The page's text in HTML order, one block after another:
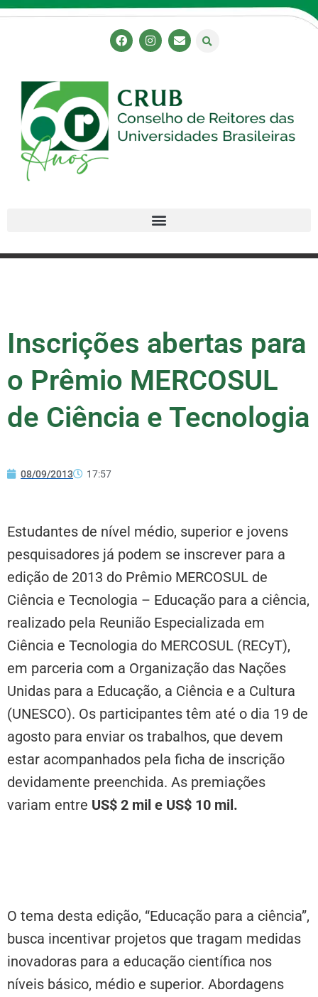
Inscrições abertas para
o Prêmio MERCOSUL
de Ciência e Tecnologia
08/09/2013 17:57
Estudantes de nível médio, superior e jovens
pesquisadores já podem se inscrever para a
edição de 2013 do Prêmio MERCOSUL de
Ciência e Tecnologia – Educação para a ciência,
realizado pela Reunião Especializada em
Ciência e Tecnologia do MERCOSUL (RECyT),
em parceria com a Organização das Nações
Unidas para a Educação, a Ciência e a Cultura
(UNESCO). Os participantes têm até o dia 19 de
agosto para enviar os trabalhos, que devem
estar acompanhados pela ficha de inscrição
devidamente preenchida. As premiações
variam entre US$ 2 mil e US$ 10 mil.
O tema desta edição, “Educação para a ciência”,
busca incentivar projetos que tragam medidas
inovadoras para a educação científica nos
níveis básico, médio e superior. Abordagens